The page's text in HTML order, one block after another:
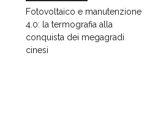
Fotovoltaico e manutenzione
4.0: la termografia alla
conquista dei megagradi
cinesi